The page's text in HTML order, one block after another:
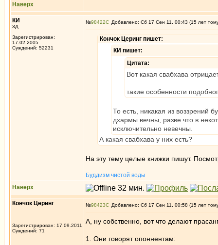
Наверх
КИ
3Д
Зарегистрирован:
17.02.2005
Суждений: 52231
№98422 Добавлено: Сб 17 Сен 11, 00:43 (15 лет
Кончок Церинг пишет:
КИ пишет:
Цитата:
Вот какая свабхава
такие особенности
То есть, никакая из воззрений
дхармы вечны, разве что в
исключительно невечны.
А какая свабхава у них есть?
На эту тему целые книжки пишут.
Буддизм чистой воды
Наверх
Кончок Церинг
Зарегистрирован: 17.09.2011
Суждений: 71
№98423 Добавлено: Сб 17 Сен 11, 00:58 (15 лет
А, ну собственно, вот что делают
1. Они говорят опоннентам: